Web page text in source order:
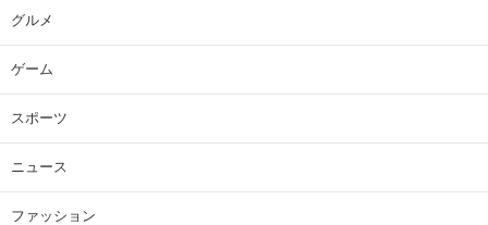
グルメ
ゲーム
スポーツ
ニュース
ファッション